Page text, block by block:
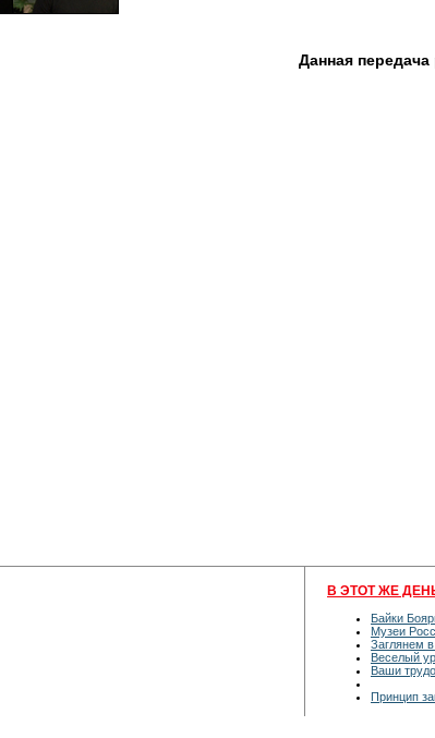
Данная
В ЭТОТ ЖЕ
Байки
Музеи
Заглянем
Веселый
Ваши
Принцип